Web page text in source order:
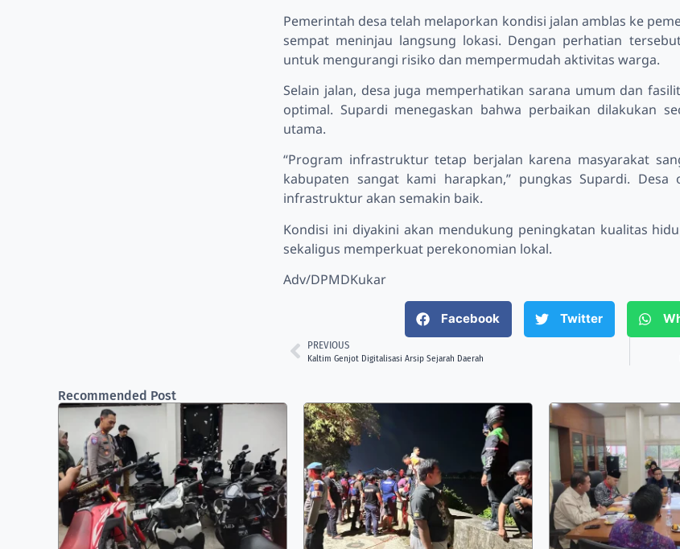
Pemerintah desa telah melaporkan kondisi jalan amblas ke
sempat meninjau langsung lokasi. Dengan perhatian
untuk mengurangi risiko dan mempermudah aktivitas warga.
Selain jalan, desa juga memperhatikan sarana umum dan
optimal. Supardi menegaskan bahwa perbaikan dilakukan
utama.
“Program infrastruktur tetap berjalan karena masyarakat
kabupaten sangat kami harapkan,” pungkas Supardi.
infrastruktur akan semakin baik.
Kondisi ini diyakini akan mendukung peningkatan kualitas
sekaligus memperkuat perekonomian lokal.
Adv/DPMDKukar
Facebook Twitter
PREVIOUS
Kaltim Genjot Digitalisasi Arsip Sejarah Daerah
Recommended Post